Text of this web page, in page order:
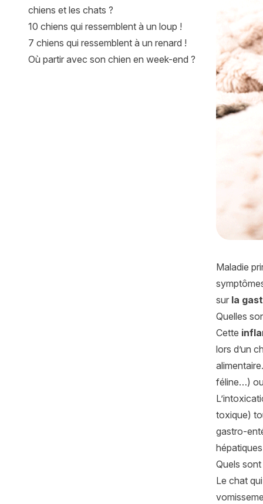
Maladie
sur la
Quelles
Cette
lors d’un
féline…)
toxique)
gastro-
Quels
Le chat
chiens et les chats ?
10 chiens qui ressemblent à un loup !
7 chiens qui ressemblent à un renard !
Où partir avec son chien en week-end ?